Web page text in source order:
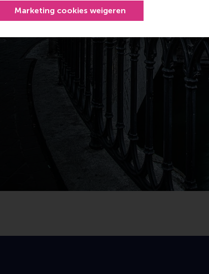
Marketing cookies weigeren